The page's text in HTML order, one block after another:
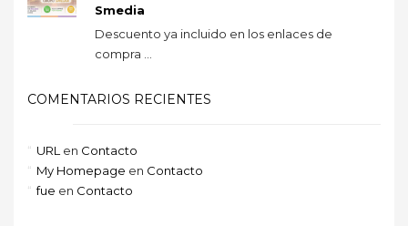
Smedia
Descuento ya incluido en los enlaces de
compra ...
COMENTARIOS RECIENTES
URL en Contacto
My Homepage en Contacto
fue en Contacto